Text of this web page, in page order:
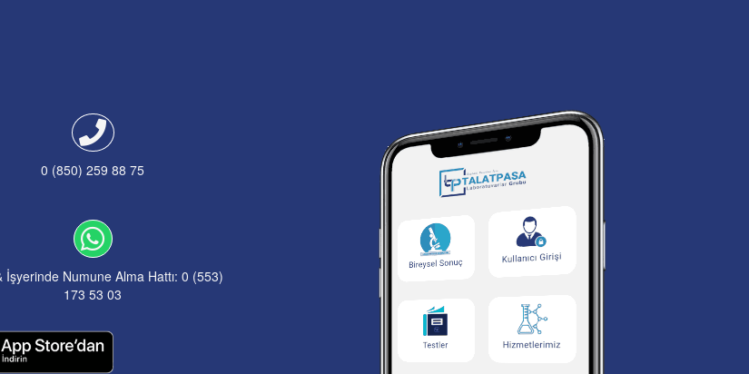
0 (850) 259 88 75
İşyerinde Numune Alma Hattı: 0 (553)
173 53 03